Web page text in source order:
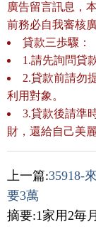
廣告留言訊息，
前務必自我審核
貸款三歩驟：
1.請先詢問貸
2.貸款前請勿
利用對象。
3.貸款後請準
財，還給自己美
上一篇:35918-
要3萬
摘要:1家用2毎